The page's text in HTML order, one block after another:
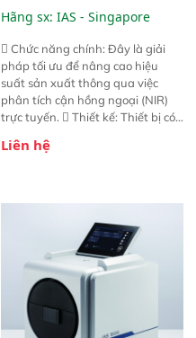
NIR
Hãng sx: IAS - Singapore
 Chức năng chính: Đây là giải
pháp tối ưu để nâng cao hiệu
suất sản xuất thông qua việc
phân tích cận hồng ngoại (NIR)
trực tuyến.  Thiết kế: Thiết bị có
hỗ trợ tản nhiệt tăng cường và đã
năng theo dõi thông số theo thời
gian thực và trực quan hóa dữ
liệu để tăng chỉ số ROI cho doanh
Liên hệ